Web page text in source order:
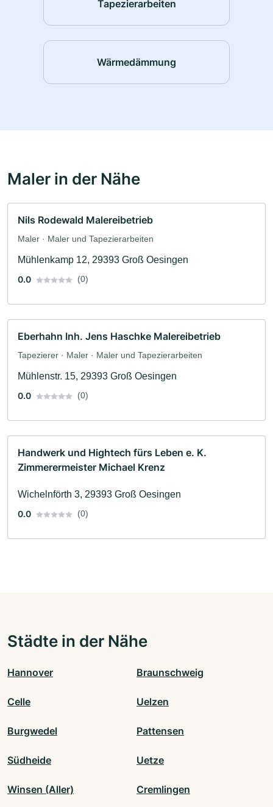
Tapezierarbeiten
Wärmedämmung
Maler in der Nähe
Nils Rodewald Malereibetrieb
Maler · Maler und Tapezierarbeiten
Mühlenkamp 12, 29393 Groß Oesingen
0.0
(0)
Eberhahn Inh. Jens Haschke Malereibetrieb
Tapezierer · Maler · Maler und Tapezierarbeiten
Mühlenstr. 15, 29393 Groß Oesingen
0.0
(0)
Handwerk und Hightech fürs Leben e. K.
Zimmerermeister Michael Krenz
Wichelnförth 3, 29393 Groß Oesingen
0.0
(0)
Städte in der Nähe
Hannover Braunschweig
Celle Uelzen
Burgwedel Pattensen
Südheide Uetze
Winsen (Aller) Cremlingen